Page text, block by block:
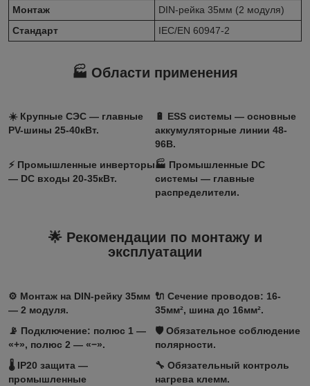
Монтаж
DIN-рейка 35мм (2 модуля)
Стандарт
IEC/EN 60947-2
🏭 Области применения
☀️ Крупные СЭС — главные
PV-шины 25-40кВт.
🔋 ESS системы — основные
аккумуляторные линии 48-
96В.
⚡ Промышленные инверторы
— DC входы 20-35кВт.
🏭 Промышленные DC
системы — главные
распределители.
🌟 Рекомендации по монтажу и
эксплуатации
⚙️ Монтаж на DIN-рейку 35мм
— 2 модуля.
🔌 Сечение проводов: 16-
35мм², шина до 16мм².
📡 Подключение: полюс 1 —
«+», полюс 2 — «−».
🛡️ Обязательное соблюдение
полярности.
🌡️ IP20 защита —
промышленные
🔧 Обязательный контроль
нагрева клемм.